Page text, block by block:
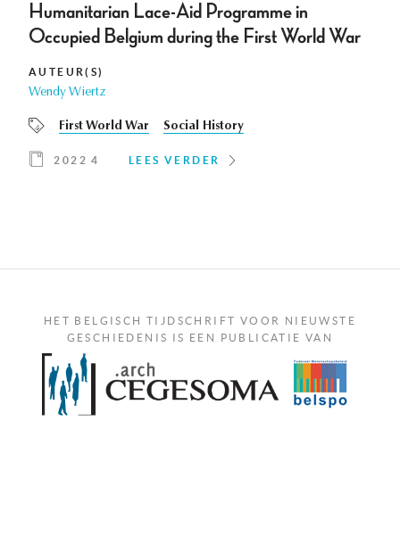
Humanitarian Lace-Aid Programme in
Occupied Belgium during the First World War
AUTEUR(S)
Wendy Wiertz
First World War Social History
2022 4 LEES VERDER
HET BELGISCH TIJDSCHRIFT VOOR NIEUWSTE
GESCHIEDENIS IS EEN PUBLICATIE VAN